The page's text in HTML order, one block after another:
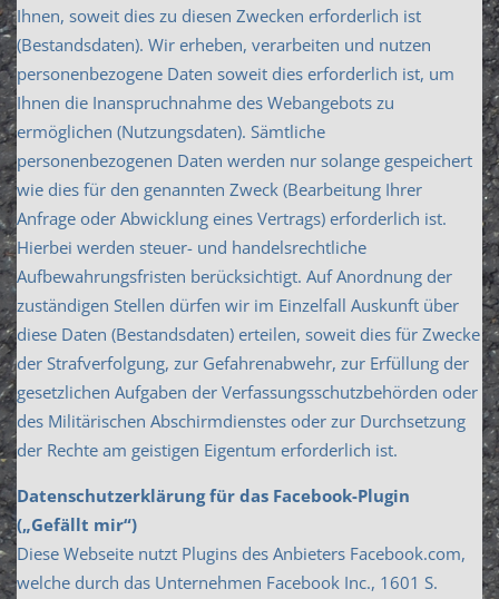
Ihnen, soweit dies zu diesen Zwecken erforderlich ist
(Bestandsdaten). Wir erheben, verarbeiten und nutzen
personenbezogene Daten soweit dies erforderlich ist, um
Ihnen die Inanspruchnahme des Webangebots zu
ermöglichen (Nutzungsdaten). Sämtliche
personenbezogenen Daten werden nur solange gespeichert
wie dies für den genannten Zweck (Bearbeitung Ihrer
Anfrage oder Abwicklung eines Vertrags) erforderlich ist.
Hierbei werden steuer- und handelsrechtliche
Aufbewahrungsfristen berücksichtigt. Auf Anordnung der
zuständigen Stellen dürfen wir im Einzelfall Auskunft über
diese Daten (Bestandsdaten) erteilen, soweit dies für Zwecke
der Strafverfolgung, zur Gefahrenabwehr, zur Erfüllung der
gesetzlichen Aufgaben der Verfassungsschutzbehörden oder
des Militärischen Abschirmdienstes oder zur Durchsetzung
der Rechte am geistigen Eigentum erforderlich ist.
Datenschutzerklärung für das Facebook-Plugin
(„Gefällt mir“)
Diese Webseite nutzt Plugins des Anbieters Facebook.com,
welche durch das Unternehmen Facebook Inc., 1601 S.